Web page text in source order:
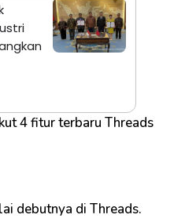
4 fitur terbaru Threads
debutnya di Threads.